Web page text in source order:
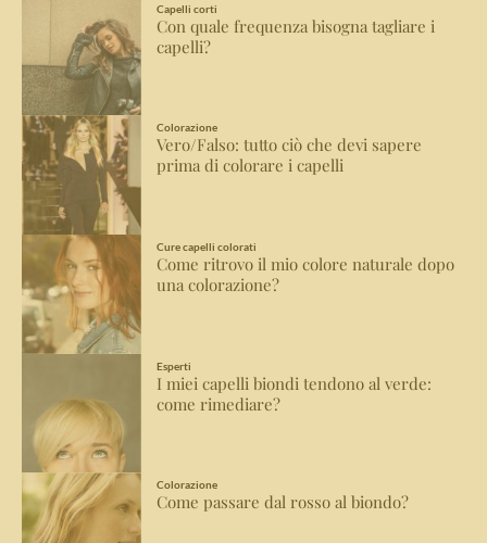
Capelli corti
Con quale frequenza bisogna tagliare i
capelli?
Colorazione
Vero/Falso: tutto ciò che devi sapere
prima di colorare i capelli
Cure capelli colorati
Come ritrovo il mio colore naturale dopo
una colorazione?
Esperti
I miei capelli biondi tendono al verde:
come rimediare?
Colorazione
Come passare dal rosso al biondo?